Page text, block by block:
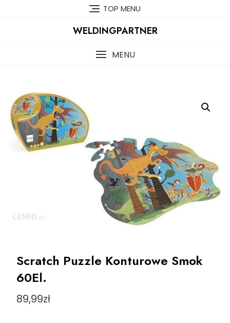
TOP MENU
WELDINGPARTNER
MENU
Scratch Puzzle Konturowe Smok
60El.
89,99zł